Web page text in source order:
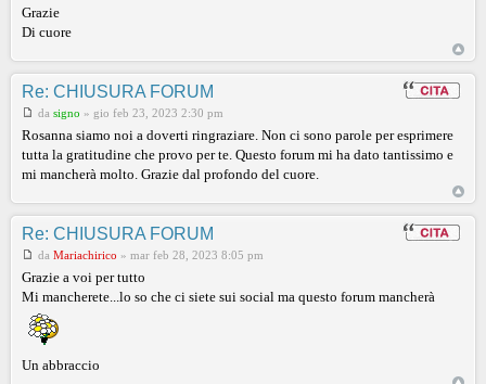
Grazie
Di cuore
Re: CHIUSURA FORUM
da signo » gio feb 23, 2023 2:30 pm
Rosanna siamo noi a doverti ringraziare. Non ci sono parole per esprimere
tutta la gratitudine che provo per te. Questo forum mi ha dato tantissimo e
mi mancherà molto. Grazie dal profondo del cuore.
Re: CHIUSURA FORUM
da Mariachirico » mar feb 28, 2023 8:05 pm
Grazie a voi per tutto
Mi mancherete...lo so che ci siete sui social ma questo forum mancherà
Un abbraccio